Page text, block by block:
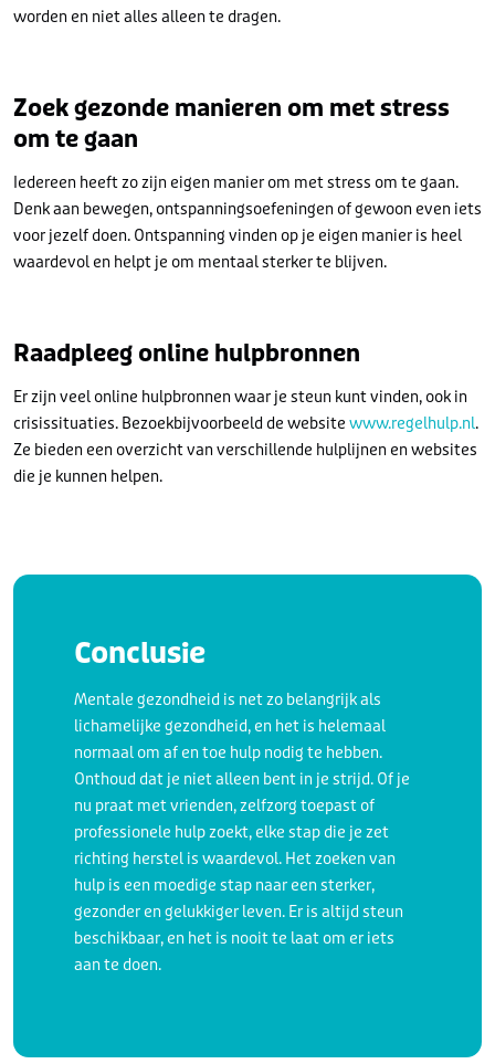
worden en niet alles alleen te dragen.
Zoek gezonde manieren om met stress
om te gaan
Iedereen heeft zo zijn eigen manier om met stress om te gaan.
Denk aan bewegen, ontspanningsoefeningen of gewoon even iets
voor jezelf doen. Ontspanning vinden op je eigen manier is heel
waardevol en helpt je om mentaal sterker te blijven.
Raadpleeg online hulpbronnen
Er zijn veel online hulpbronnen waar je steun kunt vinden, ook in
crisissituaties. Bezoekbijvoorbeeld de website www.regelhulp.nl.
Ze bieden een overzicht van verschillende hulplijnen en websites
die je kunnen helpen.
Conclusie
Mentale gezondheid is net zo belangrijk als
lichamelijke gezondheid, en het is helemaal
normaal om af en toe hulp nodig te hebben.
Onthoud dat je niet alleen bent in je strijd. Of je
nu praat met vrienden, zelfzorg toepast of
professionele hulp zoekt, elke stap die je zet
richting herstel is waardevol. Het zoeken van
hulp is een moedige stap naar een sterker,
gezonder en gelukkiger leven. Er is altijd steun
beschikbaar, en het is nooit te laat om er iets
aan te doen.